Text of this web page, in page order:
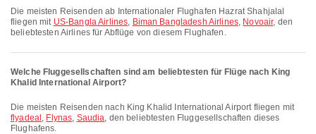
Die meisten Reisenden ab Internationaler Flughafen Hazrat Shahjalal
fliegen mit US-Bangla Airlines, Biman Bangladesh Airlines, Novoair, den
beliebtesten Airlines für Abflüge von diesem Flughafen.
Welche Fluggesellschaften sind am beliebtesten für Flüge nach King
Khalid International Airport?
Die meisten Reisenden nach King Khalid International Airport fliegen mit
flyadeal , Flynas, Saudia, den beliebtesten Fluggesellschaften dieses
Flughafens.